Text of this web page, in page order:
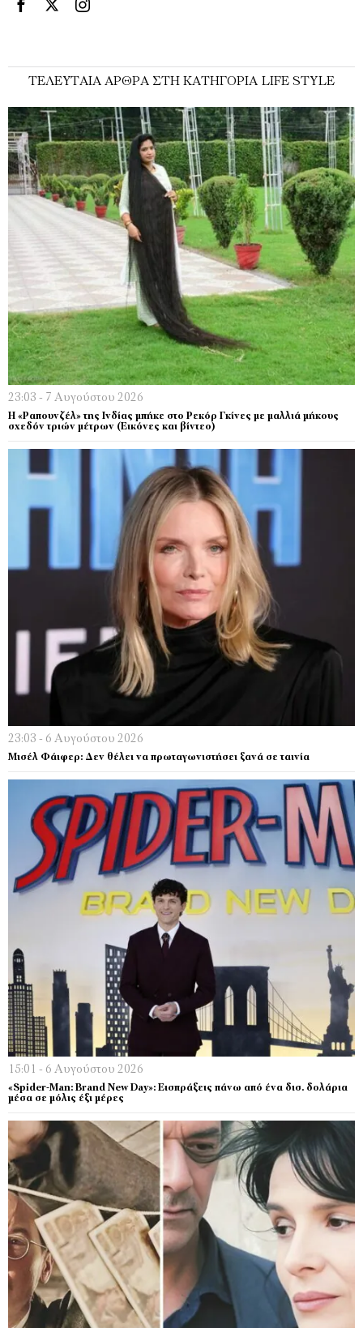
ΤΕΛΕΥΤΑΊΑ ΆΡΘΡΑ ΣΤΗ ΚΑΤΗΓΟΡΊΑ LIFE STYLE
23:03 - 7 Αυγούστου 2026
Η «Ραπουνζέλ» της Ινδίας μπήκε στο Ρεκόρ Γκίνες με μαλλιά μήκους
σχεδόν τριών μέτρων (Εικόνες και βίντεο)
23:03 - 6 Αυγούστου 2026
Μισέλ Φάιφερ: Δεν θέλει να πρωταγωνιστήσει ξανά σε ταινία
15:01 - 6 Αυγούστου 2026
«Spider-Man: Brand New Day»: Εισπράξεις πάνω από ένα δισ. δολάρια
μέσα σε μόλις έξι μέρες